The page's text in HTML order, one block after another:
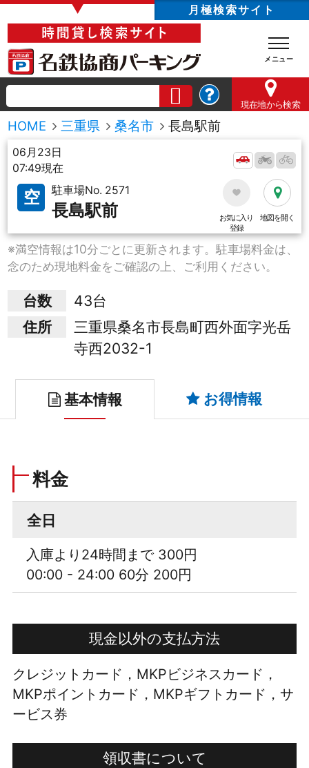
▼ 月極検索サイト
現在地から検索
HOME 三重県 桑名市 長島駅前
06月23日
07:49現在
空 駐車場No. 2571
長島駅前
お気に入り
登録
地図を開く
※満空情報は10分ごとに更新されます。駐車場料金は、
念のため現地料金をご確認の上、ご利用ください。
台数
43台
住所
三重県桑名市長島町西外面字光岳
寺西2032-1
基本情報 お得情報
料金
全日
入庫より24時間まで 300円
00:00 - 24:00 60分 200円
現金以外の支払方法
クレジットカード，MKPビジネスカード，
MKPポイントカード，MKPギフトカード，サ
ービス券
領収書について